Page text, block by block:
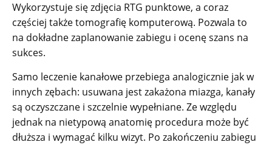
Wykorzystuje się zdjęcia RTG punktowe, a coraz
częściej także tomografię komputerową. Pozwala to
na dokładne zaplanowanie zabiegu i ocenę szans na
sukces.
Samo leczenie kanałowe przebiega analogicznie jak w
innych zębach: usuwana jest zakażona miazga, kanały
są oczyszczane i szczelnie wypełniane. Ze względu
jednak na nietypową anatomię procedura może być
dłuższa i wymagać kilku wizyt. Po zakończeniu zabiegu